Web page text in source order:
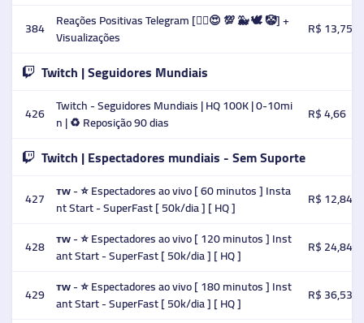
384 Reações Positivas Telegram [❤️‍🔥😍 💯 🐳 🕊 🤡] +
Visualizações
R$ 13,75
Twitch | Seguidores Mundiais
426 Twitch - Seguidores Mundiais | HQ 100K | 0-10mi
n | ♻️ Reposição 90 dias
R$ 4,66
Twitch | Espectadores mundiais - Sem Suporte
427 ᴛᴡ - ⭐ Espectadores ao vivo [ 60 minutos ] Insta
nt Start - SuperFast [ 50k/dia ] [ HQ ]
R$ 12,84
428 ᴛᴡ - ⭐ Espectadores ao vivo [ 120 minutos ] Inst
ant Start - SuperFast [ 50k/dia ] [ HQ ]
R$ 24,84
429 ᴛᴡ - ⭐ Espectadores ao vivo [ 180 minutos ] Inst
ant Start - SuperFast [ 50k/dia ] [ HQ ]
R$ 36,53